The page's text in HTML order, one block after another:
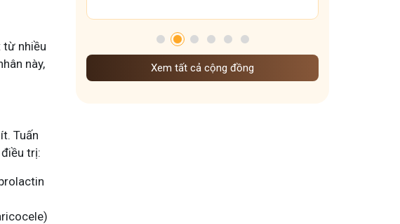
từ nhiều
này,
Tuấn
trị:
Xem tất cả cộng đồng